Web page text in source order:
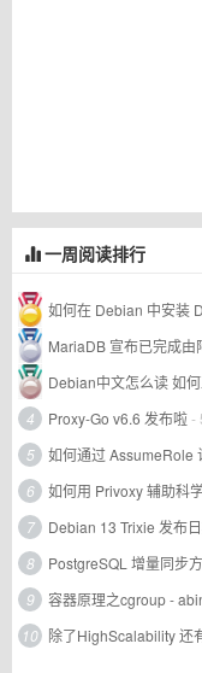
一周阅读排行
如何在 Debian 中安装
MariaDB 宣布已完成
Debian中文怎么读 如
4
Proxy-Go v6.6 发布啦-
5
如何通过 AssumeRole
6
如何用 Privoxy 辅助科
7
Debian 13 Trixie 发布
8
PostgreSQL 增量同步
9
容器原理之cgroup -
10 除了HighScalability 还